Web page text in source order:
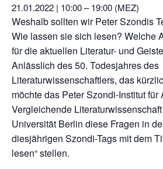
21.01.2022 | 10:00 – 19:00 (MEZ)
Weshalb sollten wir Peter Szondis
Wie lassen sie sich lesen? Welche
für die aktuellen Literatur- und
Anlässlich des 50. Todesjahres des
Literaturwissenschaftlers, das
möchte das Peter Szondi-Institut für
Vergleichende
Universität Berlin diese Fragen in
diesjährigen Szondi-Tags mit dem
lesen“ stellen.